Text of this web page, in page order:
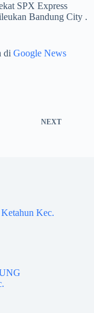
SPX Express
Bandung City .
di Google News
NEXT
Kec.